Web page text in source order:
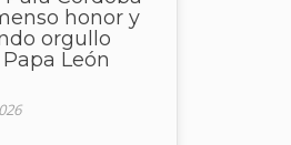
honor y
orgullo
León